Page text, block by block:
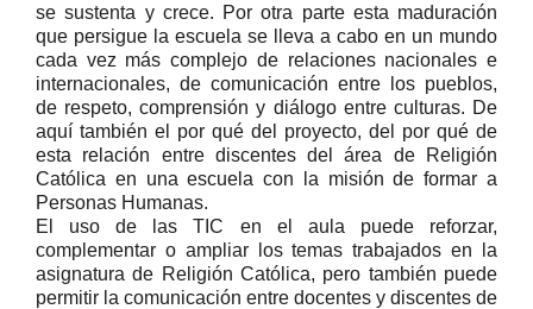
se sustenta y crece. Por otra parte esta maduración
que persigue la escuela se lleva a cabo en un mundo
cada vez más complejo de relaciones nacionales e
internacionales, de comunicación entre los pueblos,
de respeto, comprensión y diálogo entre culturas. De
aquí también el por qué del proyecto, del por qué de
esta relación entre discentes del área de Religión
Católica en una escuela con la misión de formar a
Personas Humanas.
El uso de las TIC en el aula puede reforzar,
complementar o ampliar los temas trabajados en la
asignatura de Religión Católica, pero también puede
permitir la comunicación entre docentes y discentes de